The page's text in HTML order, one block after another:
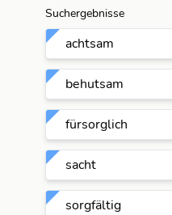
Suchergebnisse
achtsam
behutsam
fürsorglich
sacht
sorgfältig